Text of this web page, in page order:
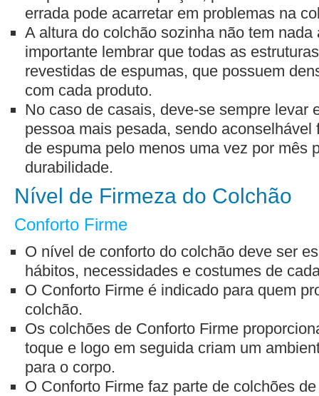
errada pode acarretar em problemas na
A altura do colchão sozinha não tem
importante lembrar que todas as
revestidas de espumas, que possuem
com cada produto.
No caso de casais, deve-se sempre levar
pessoa mais pesada, sendo
de espuma pelo menos uma vez por mês
durabilidade.
Nível de Firmeza do Colchão
Conforto Firme
O nível de conforto do colchão deve ser
hábitos, necessidades e costumes de
O Conforto Firme é indicado para quem
colchão.
Os colchões de Conforto Firme
toque e logo em seguida criam um
para o corpo.
O Conforto Firme faz parte de colchões